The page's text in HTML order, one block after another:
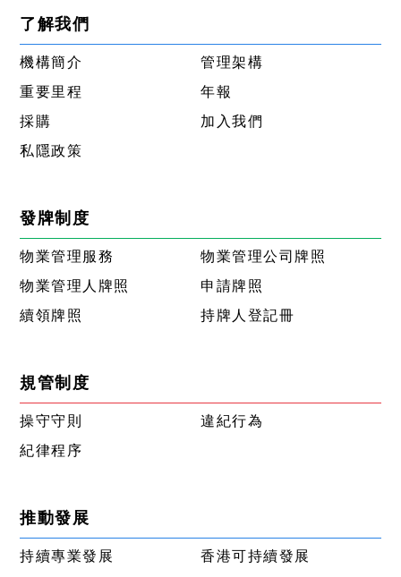
了解我們
機構簡介
管理架構
重要里程
年報
採購
加入我們
私隱政策
發牌制度
物業管理服務
物業管理公司牌照
物業管理人牌照
申請牌照
續領牌照
持牌人登記冊
規管制度
操守守則
違紀行為
紀律程序
推動發展
持續專業發展 香港可持續發展